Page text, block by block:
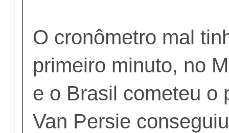
O cronômetro mal
primeiro minuto, no
e o Brasil cometeu o
Van Persie